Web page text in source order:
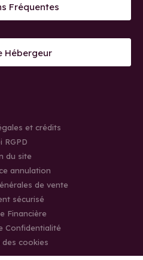
Fréquentes
Hébergeur
et crédits
RGPD
du site
annulation
de vente
sécurisé
Financière
Confidentialité
des cookies